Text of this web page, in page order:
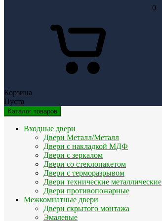
0
Корзина
Пуста
Каталог товаров
Входные двери
Двери Металл/Металл
Двери с накладкой МДФ
Двери с зеркалом
Двери со стеклопакетом
Двери с терморазрывом
Двери технические металлические
Двери противопожарные
Межкомнатные двери
Двери скрытого монтажа
Эмалевые